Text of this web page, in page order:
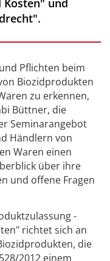
und
Pflichten beim
Biozidprodukten
zu erkennen,
Büttner, die
Seminarangebot
Händlern von
Waren einen
über ihre
und offene Fragen
-
richtet sich an
die
2012 einem